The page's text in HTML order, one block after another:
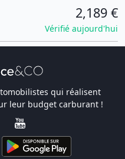
2,189 €
Vérifié aujourd'hui
qui réalisent
leur budget carburant !